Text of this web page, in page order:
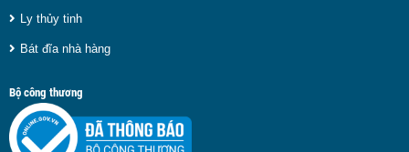
Ly thủy tinh
Bát đĩa nhà hàng
Bộ công thương